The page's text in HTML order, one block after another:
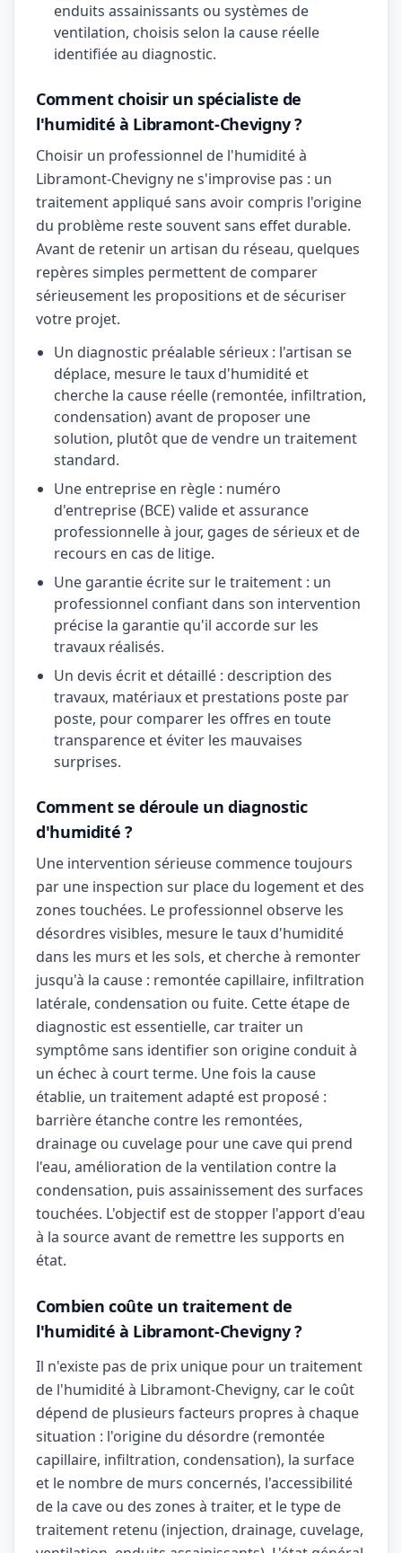
enduits assainissants ou systèmes de
ventilation, choisis selon la cause réelle
identifiée au diagnostic.
Comment choisir un spécialiste de
l'humidité à Libramont-Chevigny ?
Choisir un professionnel de l'humidité à
Libramont-Chevigny ne s'improvise pas : un
traitement appliqué sans avoir compris l'origine
du problème reste souvent sans effet durable.
Avant de retenir un artisan du réseau, quelques
repères simples permettent de comparer
sérieusement les propositions et de sécuriser
votre projet.
Un diagnostic préalable sérieux : l'artisan se
déplace, mesure le taux d'humidité et
cherche la cause réelle (remontée, infiltration,
condensation) avant de proposer une
solution, plutôt que de vendre un traitement
standard.
Une entreprise en règle : numéro
d'entreprise (BCE) valide et assurance
professionnelle à jour, gages de sérieux et de
recours en cas de litige.
Une garantie écrite sur le traitement : un
professionnel confiant dans son intervention
précise la garantie qu'il accorde sur les
travaux réalisés.
Un devis écrit et détaillé : description des
travaux, matériaux et prestations poste par
poste, pour comparer les offres en toute
transparence et éviter les mauvaises
surprises.
Comment se déroule un diagnostic
d'humidité ?
Une intervention sérieuse commence toujours
par une inspection sur place du logement et des
zones touchées. Le professionnel observe les
désordres visibles, mesure le taux d'humidité
dans les murs et les sols, et cherche à remonter
jusqu'à la cause : remontée capillaire, infiltration
latérale, condensation ou fuite. Cette étape de
diagnostic est essentielle, car traiter un
symptôme sans identifier son origine conduit à
un échec à court terme. Une fois la cause
établie, un traitement adapté est proposé :
barrière étanche contre les remontées,
drainage ou cuvelage pour une cave qui prend
l'eau, amélioration de la ventilation contre la
condensation, puis assainissement des surfaces
touchées. L'objectif est de stopper l'apport d'eau
à la source avant de remettre les supports en
état.
Combien coûte un traitement de
l'humidité à Libramont-Chevigny ?
Il n'existe pas de prix unique pour un traitement
de l'humidité à Libramont-Chevigny, car le coût
dépend de plusieurs facteurs propres à chaque
situation : l'origine du désordre (remontée
capillaire, infiltration, condensation), la surface
et le nombre de murs concernés, l'accessibilité
de la cave ou des zones à traiter, et le type de
traitement retenu (injection, drainage, cuvelage,